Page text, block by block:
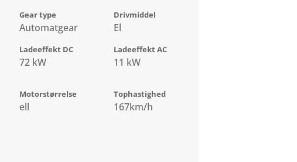
Gear type
Automatgear
Drivmiddel
El
Ladeeffekt DC
72 kW
Ladeeffekt AC
11 kW
Motorstørrelse
ell
Tophastighed
167km/h